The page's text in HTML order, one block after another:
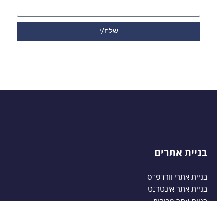
שלח/י
בניית אתרים
בניית אתרי וורדפרס
בניית אתר אינטרנט